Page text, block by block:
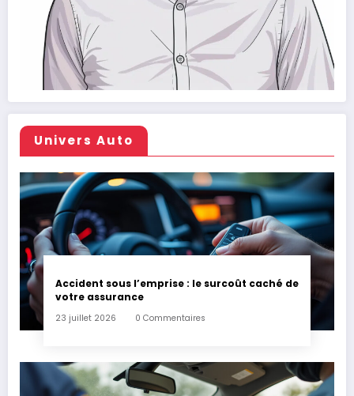
Univers Auto
Accident sous l’emprise : le surcoût caché de
votre assurance
23 juillet 2026 0 Commentaires